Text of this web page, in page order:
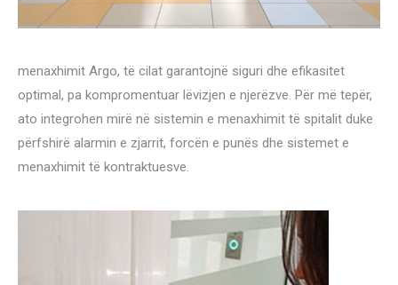
menaxhimit Argo, të cilat garantojnë siguri dhe efikasitet
optimal, pa kompromentuar lëvizjen e njerëzve. Për më tepër,
ato integrohen mirë në sistemin e menaxhimit të spitalit duke
përfshirë alarmin e zjarrit, forcën e punës dhe sistemet e
menaxhimit të kontraktuesve.